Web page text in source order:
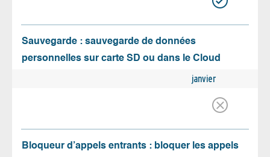
Sauvegarde : sauvegarde de données
personnelles sur carte SD ou dans le Cloud
janvier
Bloqueur d’appels entrants : bloquer les appels